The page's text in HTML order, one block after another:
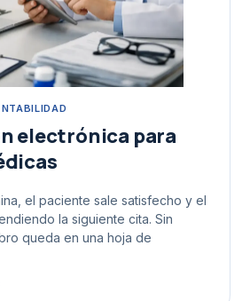
electrónica para
el paciente sale satisfecho y el
la siguiente cita. Sin
queda en una hoja de